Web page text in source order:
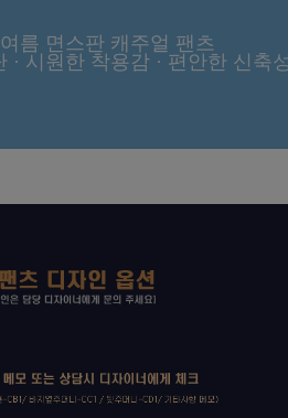
름 면스판 캐주얼 팬츠
· 시원한 착용감 · 편안한 신축